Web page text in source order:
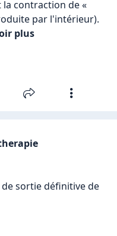
la contraction de «
par l'intérieur).
plus
sortie définitive de